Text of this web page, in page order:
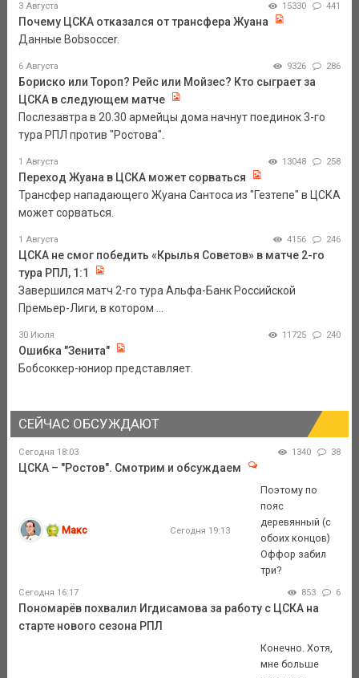
3 Августа 15330 441
Почему ЦСКА отказался от трансфера Жуана
Данные Bobsoccer.
6 Августа 9326 286
Бориско или Тороп? Рейс или Мойзес? Кто сыграет за
ЦСКА в следующем матче
Послезавтра в 20.30 армейцы дома начнут поединок 3-го
тура РПЛ против "Ростова".
1 Августа 13048 258
Переход Жуана в ЦСКА может сорваться
Трансфер нападающего Жуана Сантоса из "Гезтепе" в ЦСКА
может сорваться.
1 Августа 4156 246
ЦСКА не смог победить «Крылья Советов» в матче 2-го
тура РПЛ, 1:1
Завершился матч 2-го тура Альфа-Банк Российской
Премьер-Лиги, в котором ...
30 Июля 11725 240
Ошибка "Зенита"
Бобсоккер-юниор представляет.
СЕЙЧАС ОБСУЖДАЮТ
Сегодня 18:03 1340 38
ЦСКА – "Ростов". Смотрим и обсуждаем
Макс Сегодня 19:13
Поэтому по
пояс
деревянный (с
обоих концов)
Оффор забил
три?
Сегодня 16:17 853 6
Пономарёв похвалил Игдисамова за работу с ЦСКА на
старте нового сезона РПЛ
Конечно. Хотя,
мне больше